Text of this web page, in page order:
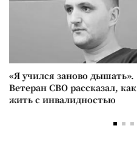
«Я учился заново дышать».
Ветеран СВО рассказал, как
жить с инвалидностью